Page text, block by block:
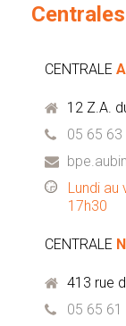
CENTRALE
12 Z.A.
05 65 63
Lundi au
17h30
CENTRALE
413 rue
05 65 61